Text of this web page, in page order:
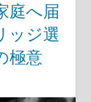
庭へ届
ッジ選
極意